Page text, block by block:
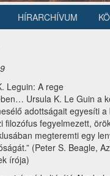
HÍRARCHÍVUM
Leguin: A rege
Ursula K. Le Guin a
adottságait egyesíti
filozófus fegyelmezett,
megteremti egy
(Peter S. Beagle,
írója)